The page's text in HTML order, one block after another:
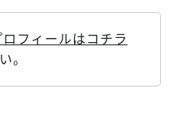
ロフィールはコチラ
。